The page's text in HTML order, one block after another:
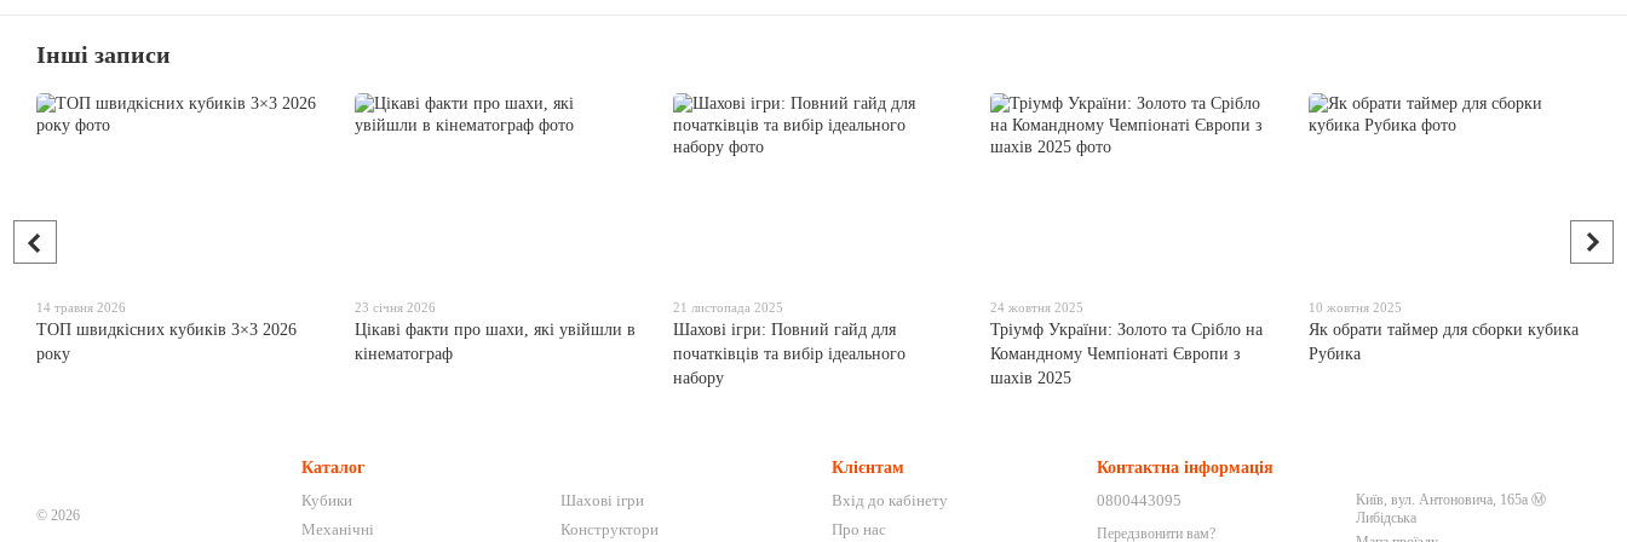
Інші записи
14 травня 2026
ТОП швидкісних кубиків 3×3 2026
року
23 січня 2026
Цікаві факти про шахи, які увійшли в
кінематограф
21 листопада 2025
Шахові ігри: Повний гайд для
початківців та вибір ідеального
набору
24 жовтня 2025
Тріумф України: Золото та Срібло на
Командному Чемпіонаті Європи з
шахів 2025
10 жовтня 2025
Як обрати таймер для сборки кубика
Рубика
© 2026
Каталог
Кубики
Механічні
Шахові ігри
Конструктори
Клієнтам
Вхід до кабінету
Про нас
Контактна інформація
0800443095
Передзвонити вам?
Київ, вул. Антоновича, 165а Ⓜ️
Либідська